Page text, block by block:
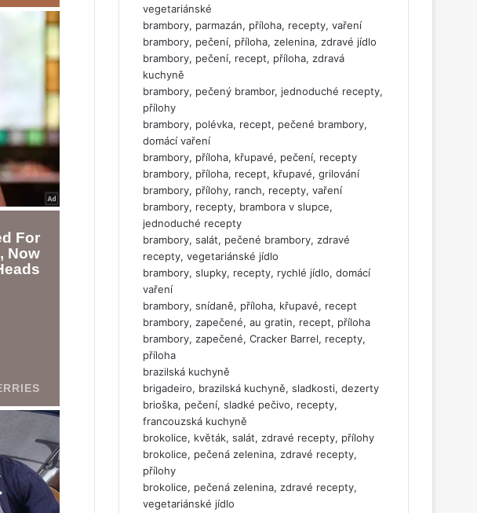
vegetariánské
brambory, parmazán, příloha, recepty, vaření
brambory, pečení, příloha, zelenina, zdravé jídlo
brambory, pečení, recept, příloha, zdravá
kuchyně
brambory, pečený brambor, jednoduché recepty,
přílohy
brambory, polévka, recept, pečené brambory,
domácí vaření
brambory, příloha, křupavé, pečení, recepty
brambory, příloha, recept, křupavé, grilování
brambory, přílohy, ranch, recepty, vaření
brambory, recepty, brambora v slupce,
jednoduché recepty
brambory, salát, pečené brambory, zdravé
recepty, vegetariánské jídlo
brambory, slupky, recepty, rychlé jídlo, domácí
vaření
brambory, snídaně, příloha, křupavé, recept
brambory, zapečené, au gratin, recept, příloha
brambory, zapečené, Cracker Barrel, recepty,
příloha
brazilská kuchyně
brigadeiro, brazilská kuchyně, sladkosti, dezerty
brioška, pečení, sladké pečivo, recepty,
francouzská kuchyně
brokolice, květák, salát, zdravé recepty, přílohy
brokolice, pečená zelenina, zdravé recepty,
přílohy
brokolice, pečená zelenina, zdravé recepty,
vegetariánské jídlo